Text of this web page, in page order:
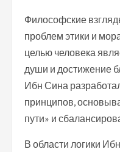
Философские
проблем этики и
целью человека
души и достижение
Ибн Сина
принципов,
пути» и
В области логики